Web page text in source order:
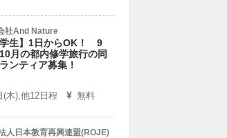
社And Nature
学生】1日からOK！ 9
月の都内修学旅行の同
ンティア募集！
(木),他12日程
無料
人日本教育再興連盟(ROJE)